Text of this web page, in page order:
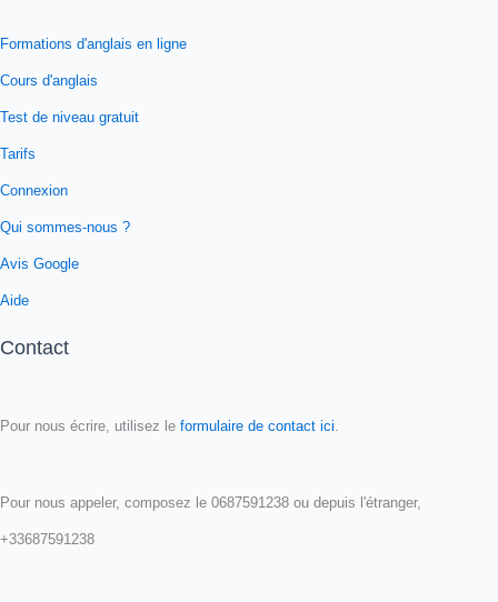
Formations d'anglais en ligne
Cours d'anglais
Test de niveau gratuit
Tarifs
Connexion
Qui sommes-nous ?
Avis Google
Aide
Contact
Pour nous écrire, utilisez le formulaire de contact ici
Pour nous appeler, composez le 0687591238 ou depuis l'étranger,
+33687591238